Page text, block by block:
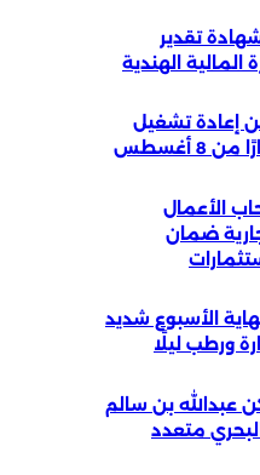
تقدير
الهندية
إعادة تشغيل
أغسطس
الأعمال
ضمان
الأسبوع شديد
ورطب ليلًا
عبدالله بن سالم
متعدد